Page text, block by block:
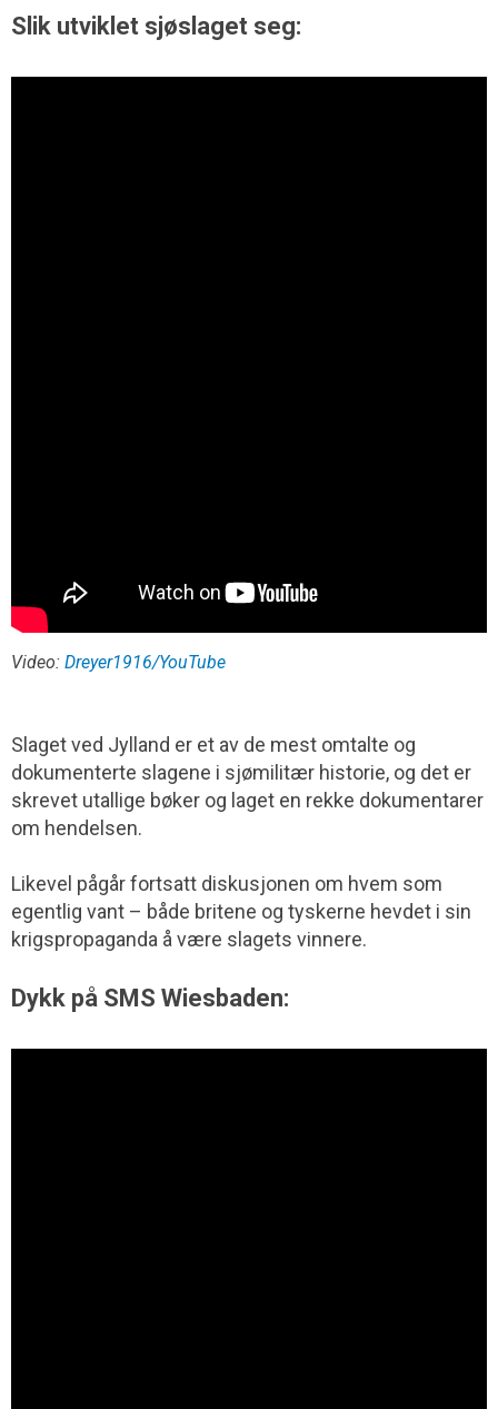
Slik utviklet sjøslaget seg:
Video: Dreyer1916/YouTube
Slaget ved Jylland er et av de mest omtalte og
dokumenterte slagene i sjømilitær historie, og det er
skrevet utallige bøker og laget en rekke dokumentarer
om hendelsen.
Likevel pågår fortsatt diskusjonen om hvem som
egentlig vant – både britene og tyskerne hevdet i sin
krigspropaganda å være slagets vinnere.
Dykk på SMS Wiesbaden: